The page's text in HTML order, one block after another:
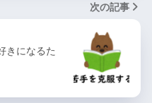
次の記事
きになるた